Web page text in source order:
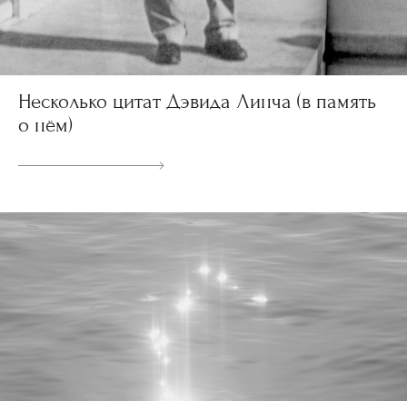
Несколько цитат Дэвида Линча (в память
о нём)